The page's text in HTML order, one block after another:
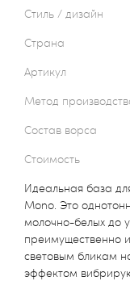
Стиль / дизайн
Страна
Артикул
Метод
Состав ворса
Стоимость
Идеальная база
Mono. Это
молочно-белых до
преимущественно
световым бликам
эффектом